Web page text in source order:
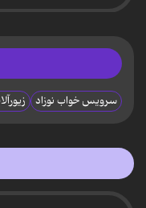
سرویس خواب نوزاد